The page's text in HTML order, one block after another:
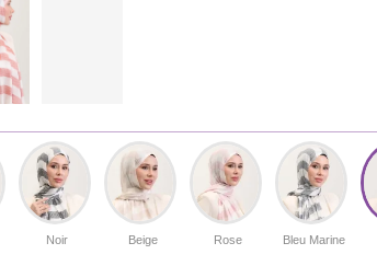
Noir Beige Rose Bleu Marine